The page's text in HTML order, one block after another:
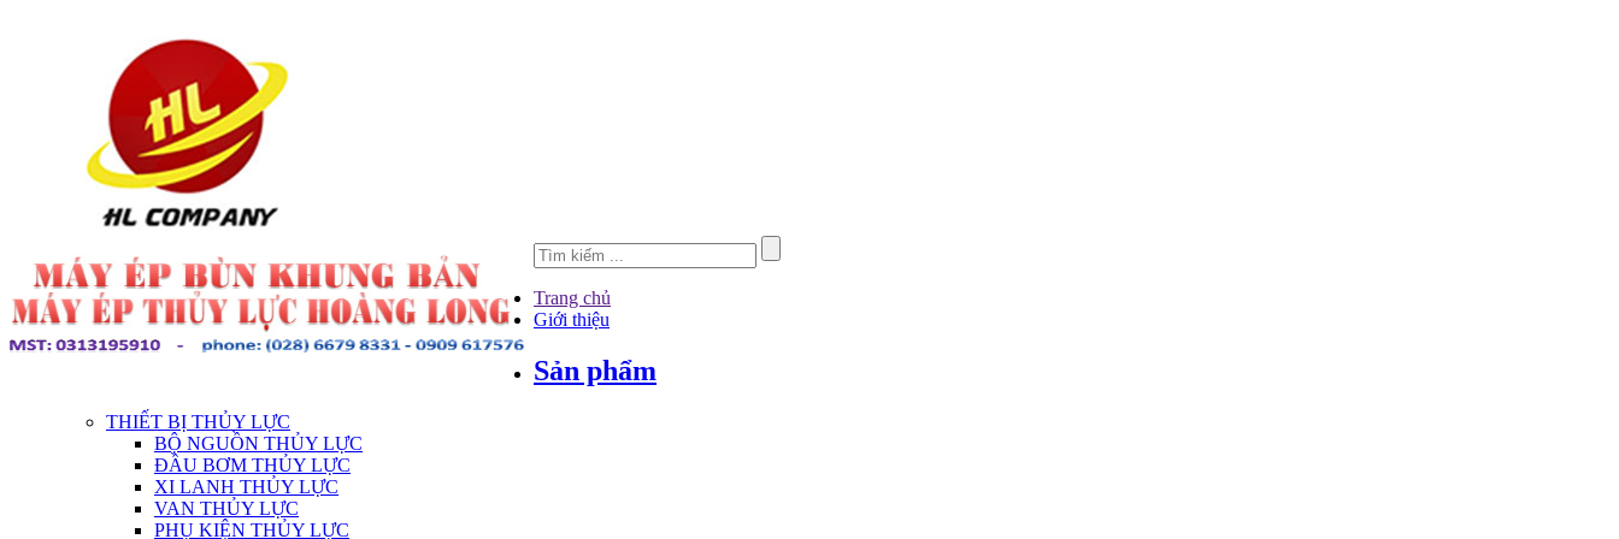
Trang chủ
Giới thiệu
Sản phẩm
THIẾT BỊ THỦY LỰC
BỘ NGUỒN THỦY LỰC
ĐẦU BƠM THỦY LỰC
XI LANH THỦY LỰC
VAN THỦY LỰC
PHỤ KIỆN THỦY LỰC